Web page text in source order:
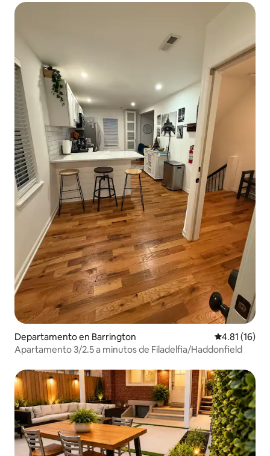
Departamento en Barrington Calificación
4.81 (16)
Apartamento 3/2.5 a minutos de Filadelfia/Haddonfield